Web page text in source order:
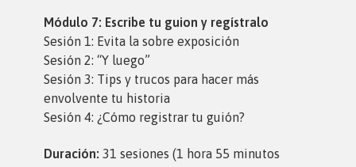
Módulo 7: Escribe tu guion y regístralo
Sesión 1: Evita la sobre exposición
Sesión 2: “Y luego”
Sesión 3: Tips y trucos para hacer más
envolvente tu historia
Sesión 4: ¿Cómo registrar tu guión?
Duración: 31 sesiones (1 hora 55 minutos